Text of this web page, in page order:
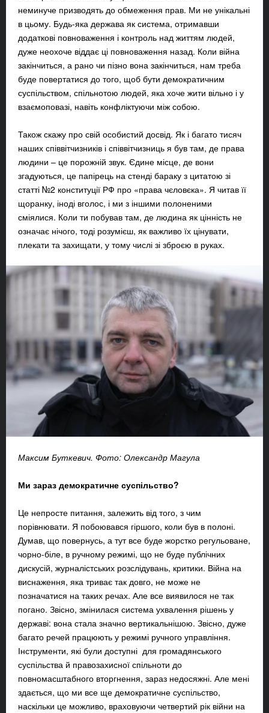
неминуче призводять до обмеження прав. Ми не унікальні
в цьому. Будь-яка держава як система, отримавши
додаткові повноваження і контроль над життям людей,
дуже неохоче віддає ці повноваження назад. Коли війна
закінчиться, а рано чи пізно вона закінчиться, нам треба
буде повертатися до того, щоб бути демократичним
суспільством, спільнотою людей, яка хоче жити вільно і у
взаємоповазі, навіть конфліктуючи між собою.
Також скажу про свій особистий досвід. Як і багато тисяч
наших співвітчизників і співвітчизниць я був там, де права
людини – це порожній звук. Єдине місце, де вони
згадуються, це папірець на стенді бараку з цитатою зі
статті №2 конституції РФ про «права чєловєка». Я читав її
щоранку, іноді вголос, і ми з іншими полоненими
сміялися. Коли ти побував там, де людина як цінність не
означає нічого, тоді розумієш, як важливо їх цінувати,
плекати та захищати, у тому числі зі зброєю в руках.
Максим Буткевич. Фото: Олександр Магула
Ми зараз демократичне суспільство?
Це непросте питання, залежить від того, з чим
порівнювати. Я побоювався гіршого, коли був в полоні.
Думав, що повернусь, а тут все буде жорстко регульоване,
чорно-біле, в ручному режимі, що не буде публічних
дискусій, журналістських розслідувань, критики. Війна на
виснаження, яка триває так довго, не може не
позначатися на таких речах. Але все виявилося не так
погано. Звісно, змінилася система ухвалення рішень у
державі: вона стала значно вертикальнішою. Звісно, дуже
багато речей працюють у режимі ручного управління.
Інструменти, які були доступні для громадянського
суспільства й правозахисної спільноти до
повномасштабного вторгнення, зараз недосяжні. Але мені
здається, що ми все ще демократичне суспільство,
наскільки це можливо, враховуючи четвертий рік війни на